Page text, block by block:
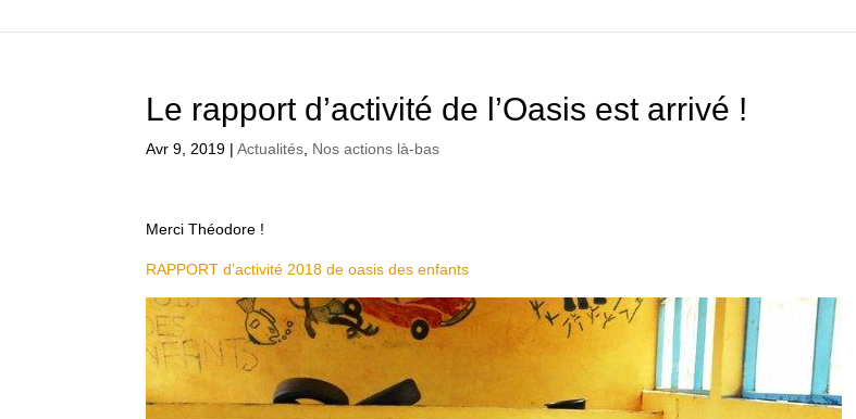
Le rapport d’activité de l’Oasis est arrivé !
Avr 9, 2019 |Actualités Nos actions là-bas
Merci Théodore !
RAPPORT d’activité 2018 de oasis des enfants